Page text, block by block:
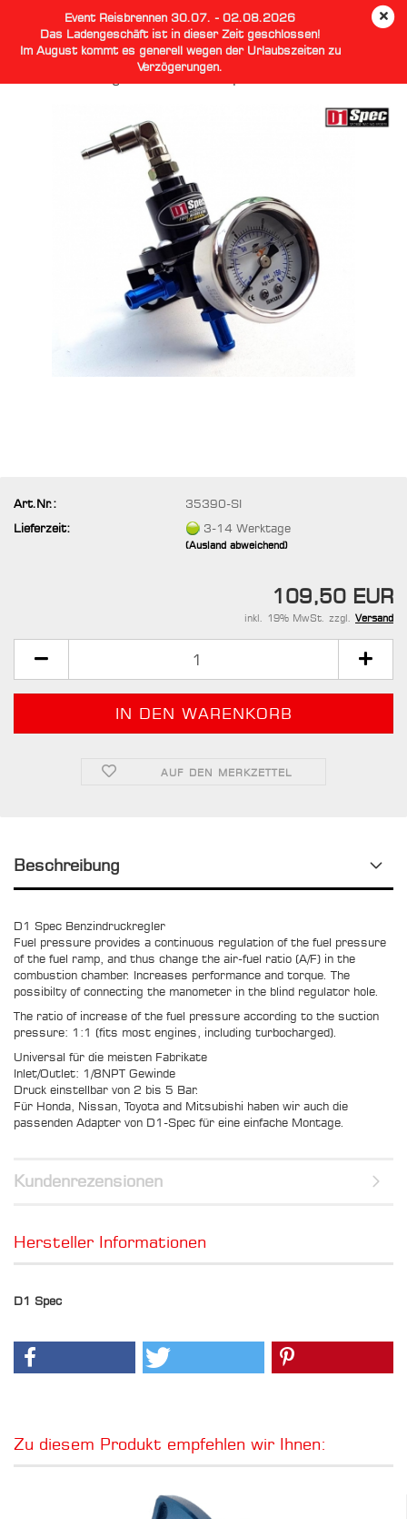
Event Reisbrennen 30.07. - 02.08.2026
Das Ladengeschäft ist in dieser Zeit geschlossen!
Im August kommt es generell wegen der Urlaubszeiten zu
Verzögerungen.
Benzindruckregler Silber - D1 Spec
Art.Nr.:
35390-SI
Lieferzeit:
3-14 Werktage
(Ausland abweichend)
109,50 EUR
inkl. 19% MwSt. zzgl. Versand
AUF DEN MERKZETTEL
Beschreibung
D1 Spec Benzindruckregler
Fuel pressure provides a continuous regulation of the fuel pressure
of the fuel ramp, and thus change the air-fuel ratio (A/F) in the
combustion chamber. Increases performance and torque. The
possibilty of connecting the manometer in the blind regulator hole.
The ratio of increase of the fuel pressure according to the suction
pressure: 1:1 (fits most engines, including turbocharged).
Universal für die meisten Fabrikate
Inlet/Outlet: 1/8NPT Gewinde
Druck einstellbar von 2 bis 5 Bar.
Für Honda, Nissan, Toyota and Mitsubishi haben wir auch die
passenden Adapter von D1-Spec für eine einfache Montage.
Kundenrezensionen
Hersteller Informationen
D1 Spec
Zu diesem Produkt empfehlen wir Ihnen: